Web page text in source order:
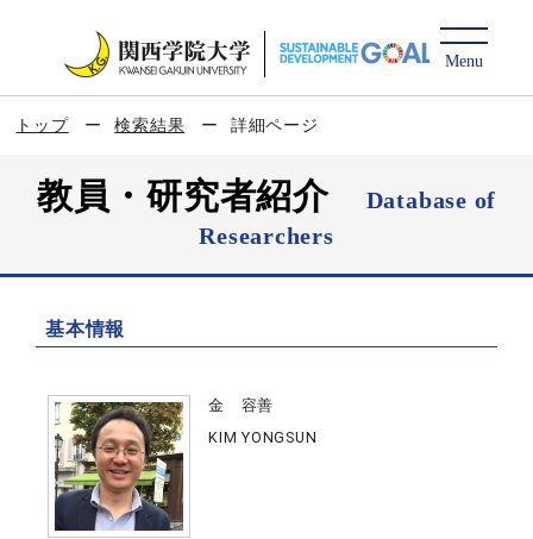
トップ 検索結果 詳細ページ
教員・研究者紹介
Database of
Researchers
基本情報
金 容善
KIM YONGSUN